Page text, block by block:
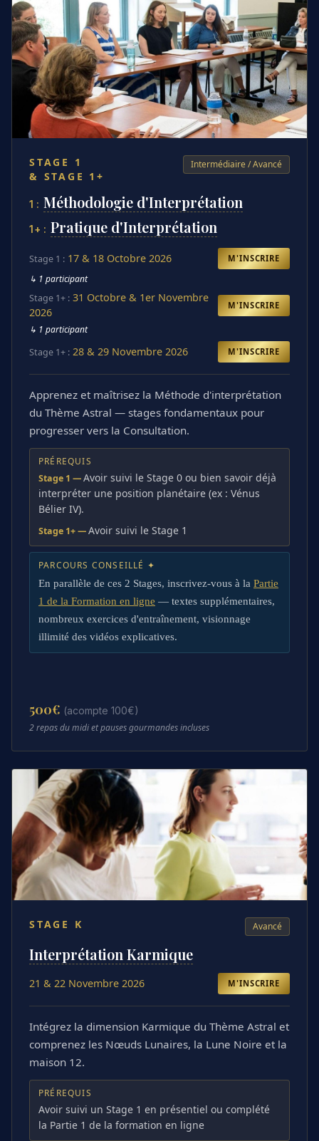
STAGE 1
& STAGE 1+
Intermédiaire / Avancé
1 : Méthodologie d'Interprétation
1+ : Pratique d'Interprétation
Stage 1 : 17 & 18 Octobre 2026 M'INSCRIRE
↳ 1 participant
Stage 1+ : 31 Octobre & 1er Novembre
2026
M'INSCRIRE
↳ 1 participant
Stage 1+ : 28 & 29 Novembre 2026 M'INSCRIRE
Apprenez et maîtrisez la Méthode d'interprétation
du Thème Astral — stages fondamentaux pour
progresser vers la Consultation.
PRÉREQUIS
Stage 1 —Avoir suivi le Stage 0 ou bien savoir déjà
interpréter une position planétaire (ex : Vénus
Bélier IV).
Stage 1+ —Avoir suivi le Stage 1
PARCOURS CONSEILLÉ ✦
En parallèle de ces 2 Stages, inscrivez-vous à la Partie
1 de la Formation en ligne — textes supplémentaires,
nombreux exercices d'entraînement, visionnage
illimité des vidéos explicatives.
500€ (acompte 100€)
2 repas du midi et pauses gourmandes incluses
STAGE K Avancé
Interprétation Karmique
21 & 22 Novembre 2026 M'INSCRIRE
Intégrez la dimension Karmique du Thème Astral et
comprenez les Nœuds Lunaires, la Lune Noire et la
maison 12.
PRÉREQUIS
Avoir suivi un Stage 1 en présentiel ou complété
la Partie 1 de la formation en ligne